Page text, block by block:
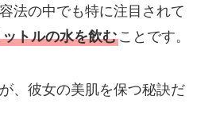
法の中でも特に注目されて
トルの水を飲むことです。
、彼女の美肌を保つ秘訣だ